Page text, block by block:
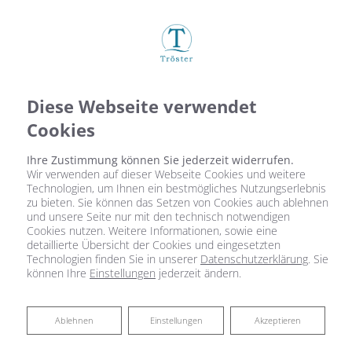
Diese Webseite verwendet
Cookies
Ihre Zustimmung können Sie jederzeit widerrufen.
Wir verwenden auf dieser Webseite Cookies und weitere
Technologien, um Ihnen ein bestmögliches Nutzungserlebnis
zu bieten. Sie können das Setzen von Cookies auch ablehnen
und unsere Seite nur mit den technisch notwendigen
Cookies nutzen. Weitere Informationen, sowie eine
detaillierte Übersicht der Cookies und eingesetzten
Technologien finden Sie in unserer Datenschutzerklärung . Sie
können Ihre Einstellungen jederzeit ändern.
Akzeptieren
Einstellungen
Ablehnen
Ablehnen